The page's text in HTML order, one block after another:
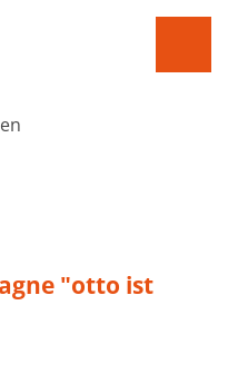
"otto ist